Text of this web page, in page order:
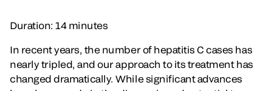
Duration: 14 minutes
In recent years, the number of hepatitis C cases has
nearly tripled, and our approach to its treatment has
changed dramatically. While significant advances